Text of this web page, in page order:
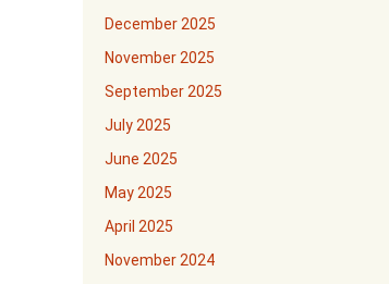
December 2025
November 2025
September 2025
July 2025
June 2025
May 2025
April 2025
November 2024